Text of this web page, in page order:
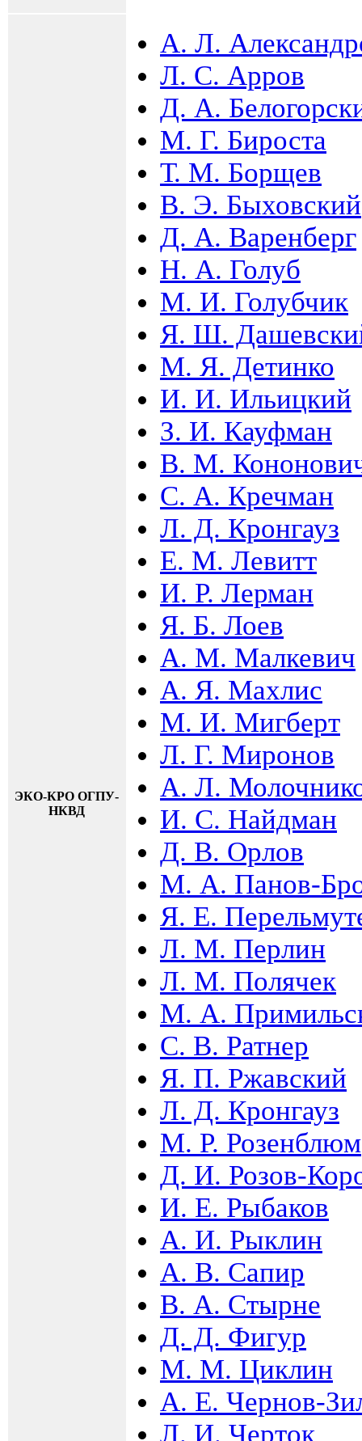
ЭКО-КРО ОГПУ-
НКВД
А. Л.
Л. С. Арров
Д. А.
М. Г. Бироста
Т. М. Борщев
В. Э. Быховский
Д. А. Варенберг
Н. А. Голуб
М. И. Голубчик
Я. Ш.
М. Я. Детинко
И. И. Ильицкий
З. И. Кауфман
В. М.
С. А. Кречман
Л. Д. Кронгауз
Е. М. Левитт
И. Р. Лерман
Я. Б. Лоев
А. М. Малкевич
А. Я. Махлис
М. И. Мигберт
Л. Г. Миронов
А. Л.
И. С. Найдман
Д. В. Орлов
М. А. Панов-
Я. Е.
Л. М. Перлин
Л. М. Полячек
М. А.
С. В. Ратнер
Я. П. Ржавский
Л. Д. Кронгауз
М. Р. Розенблюм
Д. И. Розов-
И. Е. Рыбаков
А. И. Рыклин
А. В. Сапир
В. А. Стырне
Д. Д. Фигур
М. М. Циклин
А. Е. Чернов-
Л. И. Черток